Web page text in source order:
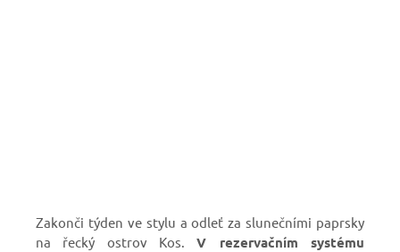
Zakonči týden ve stylu a odleť za slunečními paprsky
na řecký ostrov Kos.V rezervačním systému